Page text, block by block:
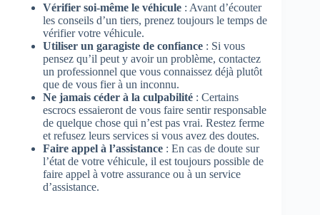
Vérifier soi-même le véhicule : Avant d’écouter
les conseils d’un tiers, prenez toujours le temps de
vérifier votre véhicule.
Utiliser un garagiste de confiance : Si vous
pensez qu’il peut y avoir un problème, contactez
un professionnel que vous connaissez déjà plutôt
que de vous fier à un inconnu.
Ne jamais céder à la culpabilité : Certains
escrocs essaieront de vous faire sentir responsable
de quelque chose qui n’est pas vrai. Restez ferme
et refusez leurs services si vous avez des doutes.
Faire appel à l’assistance : En cas de doute sur
l’état de votre véhicule, il est toujours possible de
faire appel à votre assurance ou à un service
d’assistance.